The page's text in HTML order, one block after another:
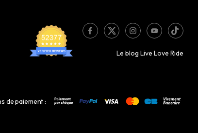
Le blog Live Love Ride
de paiement :